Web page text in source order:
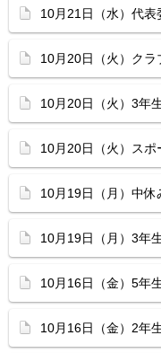
10月21日（水）代表
10月20日（火）クラ
10月20日（火）3年
10月20日（火）スポ
10月19日（月）中
10月19日（月）3年
10月16日（金）5年
10月16日（金）2年